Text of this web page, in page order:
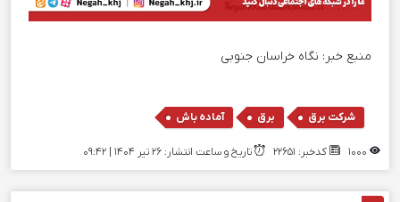
منبع خبر: نگاه خراسان جنوبی
شرکت برق , برق , آماده باش
کدخبر: 22651 تاریخ و ساعت انتشار: ۲۶ تیر ۱۴۰۴ | 09:42